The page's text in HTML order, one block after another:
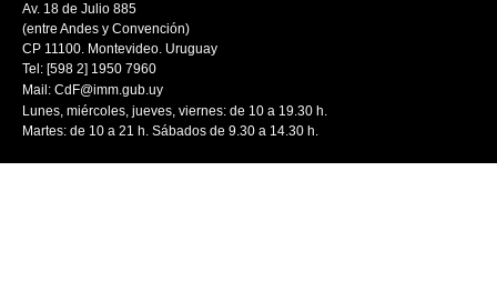
Av. 18 de Julio 885
(entre Andes y Convención)
CP 11100. Montevideo. Uruguay
Tel: [598 2] 1950 7960
Mail: CdF@imm.gub.uy
Lunes, miércoles, jueves, viernes: de 10 a 19.30 h.
Martes: de 10 a 21 h. Sábados de 9.30 a 14.30 h.